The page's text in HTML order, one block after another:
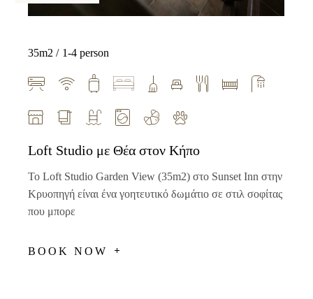
Loft Studio με Θέα στον Κήπο
Το Loft Studio Garden View (35m2) στο Sunset Inn στην
Κρυοπηγή είναι ένα γοητευτικό δωμάτιο σε στιλ σοφίτας
που μπορε
BOOK NOW
35m2 1-4 person